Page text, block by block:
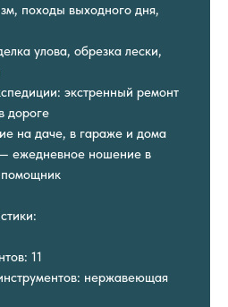
походы выходного дня,
улова, обрезка лески,
экстренный ремонт
дороге
на даче, в гараже и дома
ежедневное ношение в
11
нержавеющая